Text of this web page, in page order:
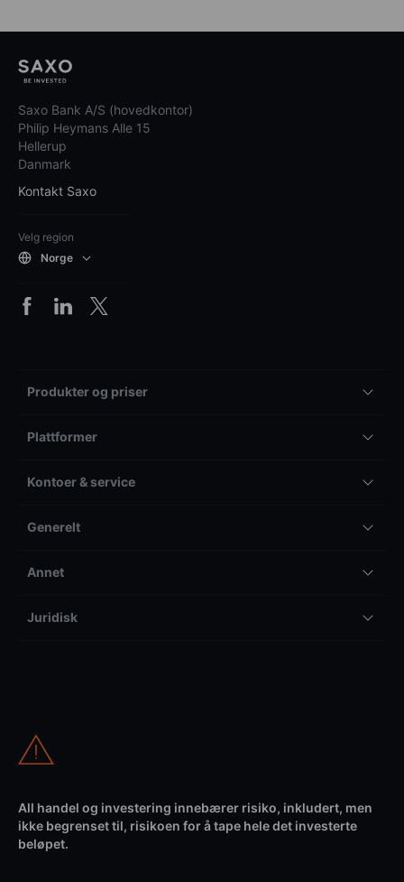
Saxo Bank A/S (hovedkontor)
Philip Heymans Alle 15
Hellerup
Danmark
Kontakt Saxo
Velg region
Norge
Produkter og priser
Plattformer
Kontoer & service
Generelt
Annet
Juridisk
All handel og investering innebærer risiko, inkludert, men
ikke begrenset til, risikoen for å tape hele det investerte
beløpet.